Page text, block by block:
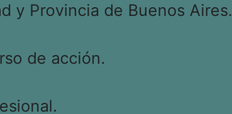
y Provincia de Buenos Aires.
de acción.